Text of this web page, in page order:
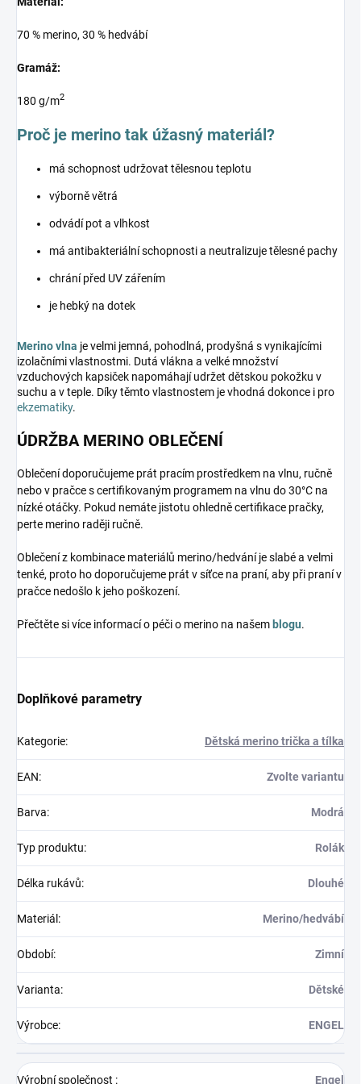
70 % merino, 30 % hedvábí
Gramáž:
180 g/m2
Proč je merino tak úžasný materiál?
má schopnost udržovat tělesnou teplotu
výborně větrá
odvádí pot a vlhkost
má antibakteriální schopnosti a neutralizuje tělesné pachy
chrání před UV zářením
je hebký na dotek
Merino vlna je velmi jemná, pohodlná, prodyšná s vynikajícími
izolačními vlastnostmi. Dutá vlákna a velké množství
vzduchových kapsiček napomáhají udržet dětskou pokožku v
suchu a v teple. Díky těmto vlastnostem je vhodná dokonce i pro
ekzematiky.
ÚDRŽBA MERINO OBLEČENÍ
Oblečení doporučujeme prát pracím prostředkem na vlnu, ručně
nebo v pračce s certifikovaným programem na vlnu do 30°C na
nízké otáčky. Pokud nemáte jistotu ohledně certifikace pračky,
perte merino raději ručně.
Oblečení z kombinace materiálů merino/hedvání je slabé a velmi
tenké, proto ho doporučujeme prát v síťce na praní, aby při praní v
pračce nedošlo k jeho poškození.
Přečtěte si více informací o péči o merino na našemblogu.
Doplňkové parametry
Kategorie: Dětská merino trička a tílka
EAN: Zvolte variantu
Barva: Modrá
Typ produktu: Rolák
Délka rukávů: Dlouhé
Materiál: Merino/hedvábí
Období: Zimní
Varianta: Dětské
Výrobce: ENGEL
Výrobní společnost : Engel